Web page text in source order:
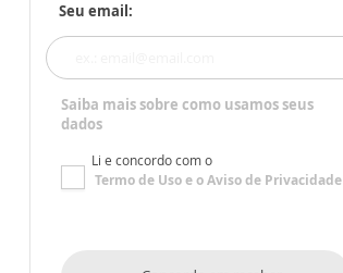
Seu email:
Saiba mais sobre como usamos seus
dados
Li e concordo com o
Termo de Usoe oAviso de Privacidade